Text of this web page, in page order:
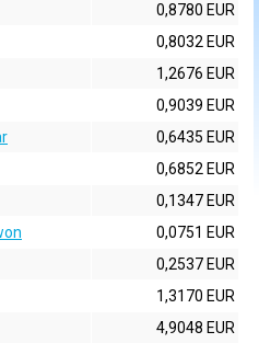
0,8780 EUR
0,8032 EUR
1,2676 EUR
0,9039 EUR
0,6435 EUR
0,6852 EUR
0,1347 EUR
0,0751 EUR
0,2537 EUR
1,3170 EUR
4,9048 EUR